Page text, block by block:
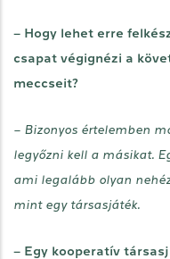
– Hogy lehet erre
csapat végignézi a
meccseit?
– Bizonyos értelemben
legyőzni kell a másikat.
ami legalább olyan
mint egy társasjáték.
– Egy kooperatív